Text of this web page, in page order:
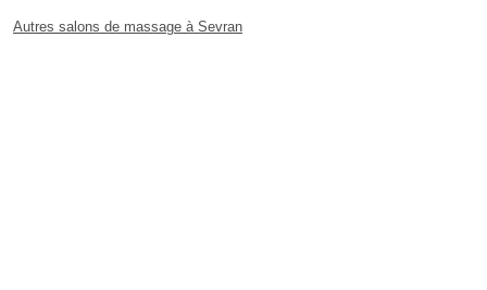
Autres salons de massage à Sevran